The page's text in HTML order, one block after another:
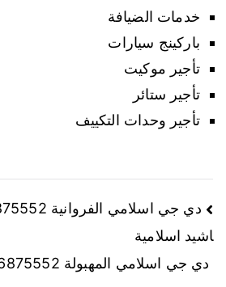
خدمات الضيافة
باركينج سيارات
تأجير موكيت
تأجير ستائر
تأجير وحدات التكييف
اشيد اسلامية